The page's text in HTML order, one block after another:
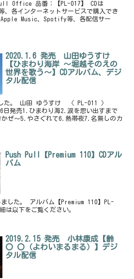
Office 品番：【PL-017】 CDは
、各インターネットサービスで購入でき
Music、Spotify等、各配信サー
2020.1.6 発売 山田ゆうすけ
【ひまわり海岸 ～堀越そのえの
世界を歌う～】CDアルバム、デジ
タル配信
た。 山田 ゆうすけ 〈 PL-011 〉
日発売1.ひまわり海2.涙を思い出すまで
ぜ〜5.やさぐれて6.熱帯夜7.名無しのカ
Push Pull【Premium 110】CDアル
バム
した。 アルバム【Premium 110】PL-
以下をご覧ください。
2019.2.15 発売 小林康成【齢
〇 〇（よわいまるまる）】デジ
タル配信